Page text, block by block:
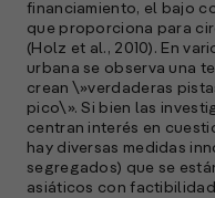
financiamiento, el bajo
que proporciona para
(Holz et al., 2010). En
urbana se observa una
crean \»verdaderas
pico\». Si bien las
centran interés en
hay diversas medidas
segregados) que se
asiáticos con